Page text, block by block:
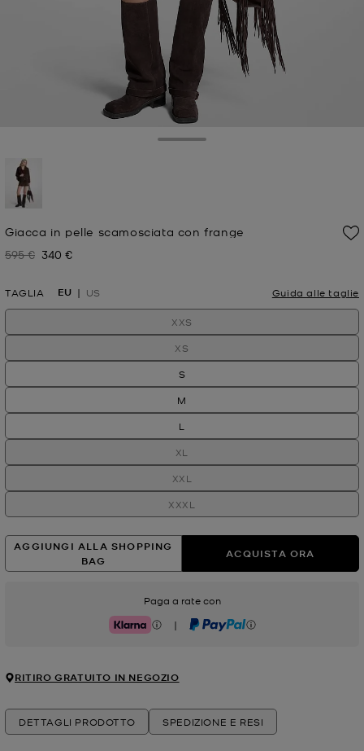
Giacca in pelle scamosciata con frange
Prezzo iniziale
595 € Prezzo attuale
340 €
TAGLIA EU US Guida alle taglie
XXS
XS
S
M
L
XL
XXL
XXXL
AGGIUNGI ALLA SHOPPING
BAG
ACQUISTA ORA
Paga a rate con
Klarna | PayPal
RITIRO GRATUITO IN NEGOZIO
DETTAGLI PRODOTTO SPEDIZIONE E RESI